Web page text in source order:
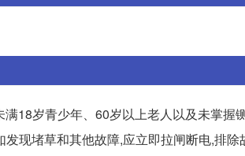
18岁青少年、60岁以上老人以及未掌握
现堵草和其他故障,应立即拉闸断电,排